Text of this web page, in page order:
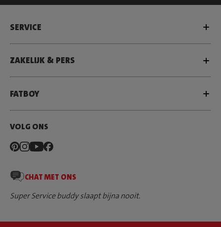
SERVICE
ZAKELIJK & PERS
FATBOY
VOLG ONS
CHAT MET ONS
Super Service buddy slaapt bijna nooit.